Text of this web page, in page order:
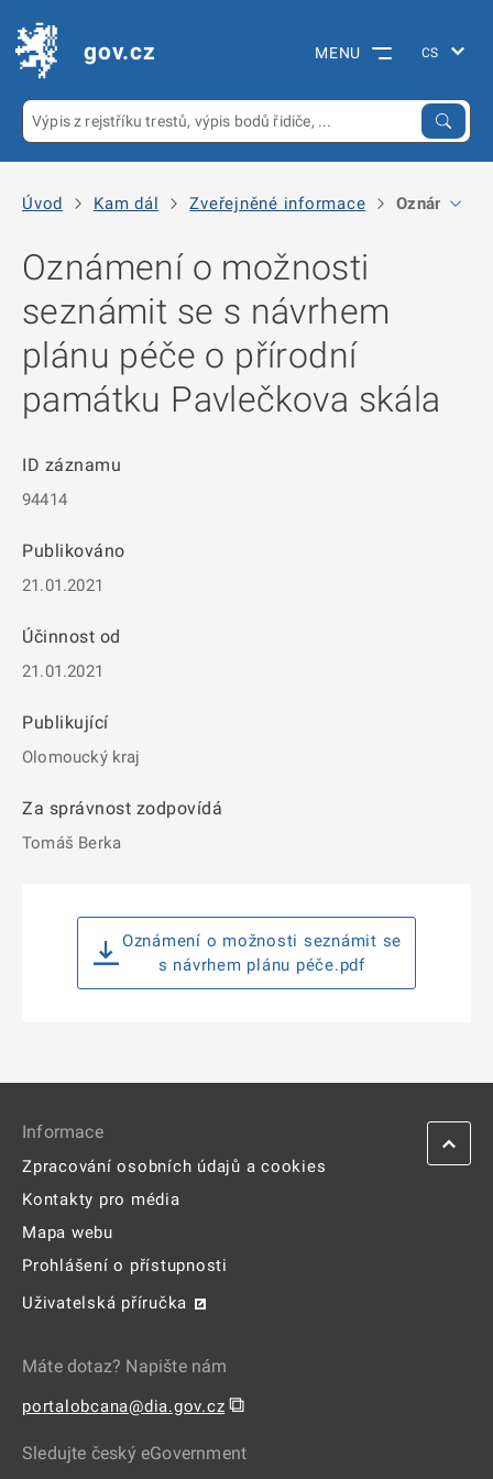
gov.cz MENU
Úvod Kam dál Zveřejněné informace Oznámení
Oznámení o možnosti
seznámit se s návrhem
plánu péče o přírodní
památku Pavlečkova skála
ID záznamu
94414
Publikováno
21.01.2021
Účinnost od
21.01.2021
Publikující
Olomoucký kraj
Za správnost zodpovídá
Tomáš Berka
Oznámení o možnosti seznámit se
s návrhem plánu péče.pdf
Informace
Zpracování osobních údajů a cookies
Kontakty pro média
Mapa webu
Prohlášení o přístupnosti
Uživatelská příručka
Máte dotaz? Napište nám
portalobcana@dia.gov.cz ⧉
Sledujte český eGovernment